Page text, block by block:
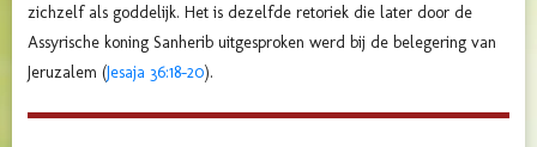
zichzelf als goddelijk. Het is dezelfde retoriek die later door de
Assyrische koning Sanherib uitgesproken werd bij de belegering van
Jeruzalem (Jesaja 36:18-20).